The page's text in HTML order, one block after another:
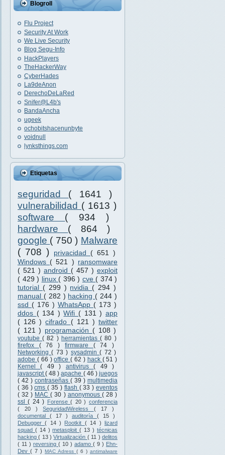
Blogroll
Flu Project
Security At Work
We Live Security
Blog Segu-Info
HackPlayers
TheHackerWay
CyberHades
La9deAnon
DerechoDeLaRed
Snifer@L4b's
BandaAncha
ugeek
ochobitshacenunbyte
voidnull
lynksthings.com
Etiquetas
seguridad ( 1641 )
vulnerabilidad ( 1613 )
software ( 934 )
hardware ( 864 )
google ( 750 ) Malware
( 708 )
privacidad ( 651 )
Windows ( 521 ) ransomware
( 521 ) android ( 457 ) exploit
( 429 ) linux ( 396 ) cve ( 374 )
tutorial ( 299 ) nvidia ( 294 )
manual ( 282 ) hacking ( 244 )
ssd ( 176 ) WhatsApp ( 173 )
ddos ( 134 )Wifi ( 131 ) app
( 126 )cifrado ( 121 )twitter
( 121 ) programación ( 108 )
youtube( 82 ) herramientas( 80 )
firefox ( 76 ) firmware ( 74 )
Networking( 73 ) sysadmin( 72 )
adobe ( 66 )office( 62 ) hack ( 51 )
Kernel( 49 ) antivirus( 49 )
javascript( 48 )apache ( 46 ) juegos
( 42 ) contraseñas ( 39 ) multimedia
( 36 )cms( 35 ) flash ( 33 )eventos
( 32 ) MAC( 30 ) anonymous ( 28 )
ssl( 24 ) Forense( 20 ) conferencia
( 20 )SeguridadWireless ( 17 )
documental ( 17 ) auditoría ( 15 )
Debugger( 14 ) Rootkit ( 14 ) lizard
squad ( 14 )metasploit( 13 ) técnicas
hacking( 13 )Virtualización ( 11 ) delitos
( 11 ) reversing ( 10 ) adamo ( 9 ) Ehn-
Dev ( 7 ) MAC Adress ( 6 ) antimalware